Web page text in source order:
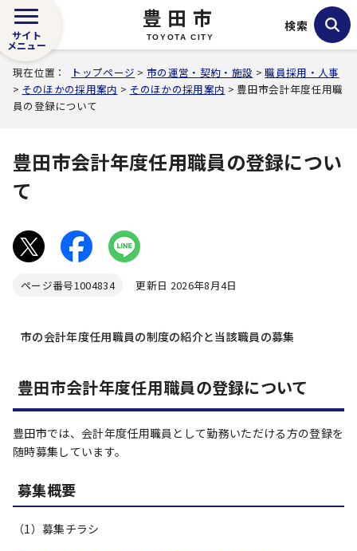
豊田市
TOYOTA CITY
サイト
メニュー
検索
現在位置： トップページ >市の運営・契約・施設 >職員採用・人事
> そのほかの採用案内 > そのほかの採用案内 > 豊田市会計年度任用職
員の登録について
豊田市会計年度任用職員の登録につい
て
ページ番号1004834 更新日 2026年8月4日
市の会計年度任用職員の制度の紹介と当該職員の募集
豊田市会計年度任用職員の登録について
豊田市では、会計年度任用職員として勤務いただける方の登録を
随時募集しています。
募集概要
（1）募集チラシ